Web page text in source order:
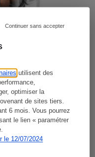
utilisent des
optimiser la
de sites tiers.
6 mois. Vous pourrez
le lien « paramétrer
le 12/07/2024
Continuer sans accepter